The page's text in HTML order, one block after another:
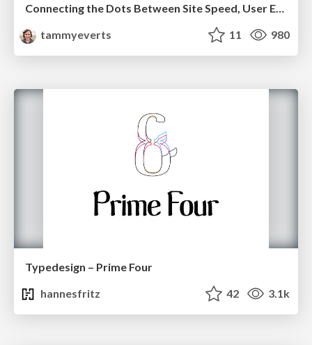
Connecting the Dots Between Site Speed, User Experience & Your Business [WebExpo 2025]
tammyeverts
11 980
Typedesign – Prime Four
hannesfritz
42 3.1k